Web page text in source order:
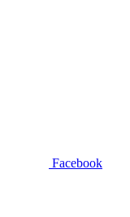
Facebook